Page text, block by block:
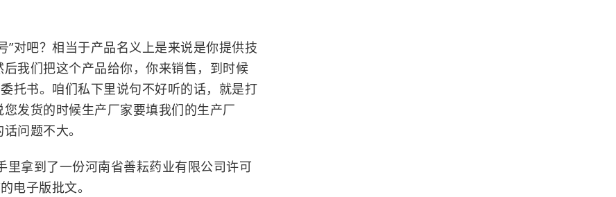
吧？相当于产品名义上是来说是你提供技
我们把这个产品给你，你来销售，到时候
托书。咱们私下里说句不好听的话，就是打
发货的时候生产厂家要填我们的生产厂
问题不大。
拿到了一份河南省善耘药业有限公司许可
电子版批文。